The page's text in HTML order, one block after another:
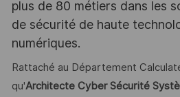
plus de 80 métiers dans les
de sécurité de haute
numériques.
Rattaché au Département
qu'Architecte Cyber Sécurité